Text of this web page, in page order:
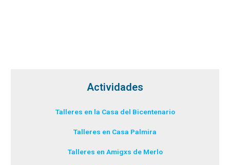
Actividades
Talleres en la Casa del Bicentenario
Talleres en Casa Palmira
Talleres en Amigxs de Merlo